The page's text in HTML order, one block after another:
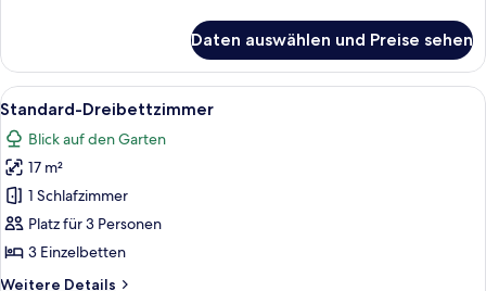
Daten auswählen und Preise sehen
Alle
Fotos
für
Standard-
Dreibettzimmer
anzeigen
Standard-Dreibettzimmer |
1
Standard-Dreibettzimmer
Blick auf den Garten
17 m²
1 Schlafzimmer
Platz für 3 Personen
3 Einzelbetten
Weitere Details
Weitere